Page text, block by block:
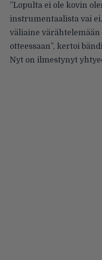
”Lopulta ei ole kovin
instrumentaalista vai
väliaine
otteessaan”, kertoi
Nyt on ilmestynyt